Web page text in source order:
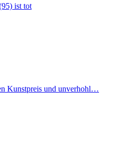
ist tot
Kunstpreis und unverhohl…